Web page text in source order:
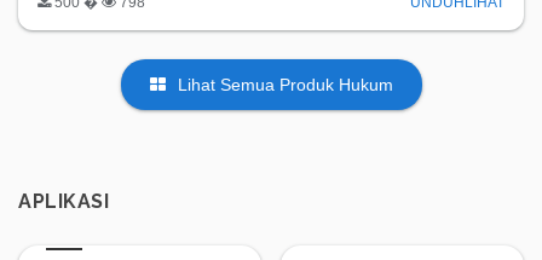
Lihat Semua Produk Hukum
APLIKASI